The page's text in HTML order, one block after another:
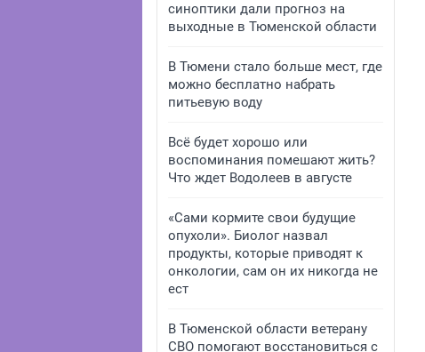
синоптики дали прогноз на
выходные в Тюменской области
В Тюмени стало больше мест, где
можно бесплатно набрать
питьевую воду
Всё будет хорошо или
воспоминания помешают жить?
Что ждет Водолеев в августе
«Сами кормите свои будущие
опухоли». Биолог назвал
продукты, которые приводят к
онкологии, сам он их никогда не
ест
В Тюменской области ветерану
СВО помогают восстановиться с